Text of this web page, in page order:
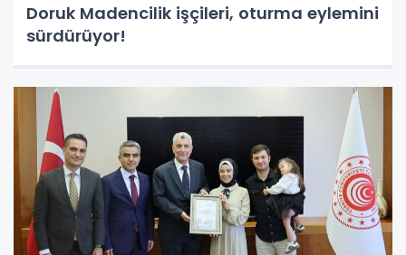
Doruk Madencilik işçileri, oturma eylemini
sürdürüyor!